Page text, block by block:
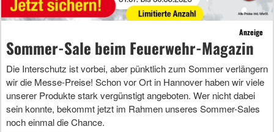
Anzeige
Sommer-Sale beim Feuerwehr-Magazin
Die Interschutz ist vorbei, aber pünktlich zum Sommer verlängern
wir die Messe-Preise! Schon vor Ort in Hannover haben wir viele
unserer Produkte stark vergünstigt angeboten. Wer nicht dabei
sein konnte, bekommt jetzt im Rahmen unseres Sommer-Sales
noch einmal die Chance.